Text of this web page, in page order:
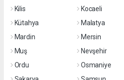
Kilis
Kocaeli
Kütahya
Malatya
Mardin
Mersin
Muş
Nevşehir
Ordu
Osmaniye